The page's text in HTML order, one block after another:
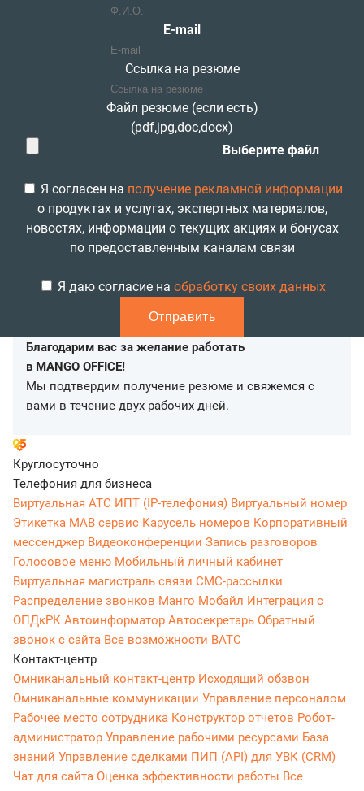
E-mail
Ссылка на резюме
Файл резюме (если есть)
(pdf,jpg,doc,docx)
Выберите файл
Я согласен на получение рекламной информации
о продуктах и услугах, экспертных материалов,
новостях, информации о текущих акциях и бонусах
по предоставленным каналам связи
Я даю согласие на обработку своих данных
Отправить
Благодарим вас за желание работать
в MANGO OFFICE!
Мы подтвердим получение резюме и свяжемся с
вами в течение двух рабочих дней.
Круглосуточно
Телефония для бизнеса
Виртуальная АТС ИПТ (IP-телефония) Виртуальный номер
Этикетка МАВ сервис Карусель номеров Корпоративный
мессенджер Видеоконференции Запись разговоров
Голосовое меню Мобильный личный кабинет
Виртуальная магистраль связи СМС-рассылки
Распределение звонков Манго Мобайл Интеграция с
ОПДкРК Автоинформатор Автосекретарь Обратный
звонок с сайта Все возможности ВАТС
Контакт-центр
Омниканальный контакт-центр Исходящий обзвон
Омниканальные коммуникации Управление персоналом
Рабочее место сотрудника Конструктор отчетов Робот-
администратор Управление рабочими ресурсами База
знаний Управление сделками ПИП (API) для УВК (CRM)
Чат для сайта Оценка эффективности работы Все